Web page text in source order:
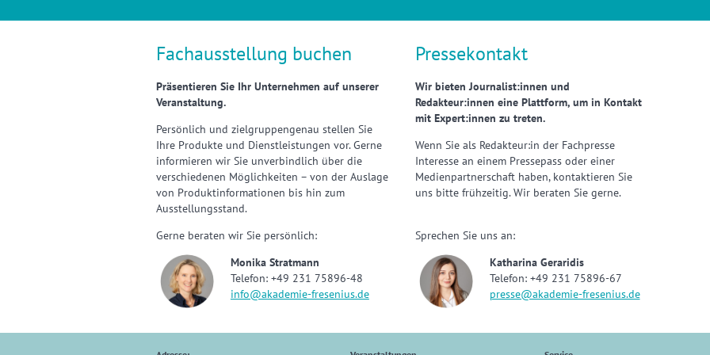
Fachausstellung buchen
Präsentieren Sie Ihr Unternehmen auf unserer
Veranstaltung.
Persönlich und zielgruppengenau stellen Sie
Ihre Produkte und Dienstleistungen vor. Gerne
informieren wir Sie unverbindlich über die
verschiedenen Möglichkeiten – von der Auslage
von Produktinformationen bis hin zum
Ausstellungsstand.
Gerne beraten wir Sie persönlich:
Monika Stratmann
Telefon: +49 231 75896-48
info@akademie-fresenius.de
Pressekontakt
Wir bieten Journalist:innen und
Redakteur:innen eine Plattform, um in Kontakt
mit Expert:innen zu treten.
Wenn Sie als Redakteur:in der Fachpresse
Interesse an einem Pressepass oder einer
Medienpartnerschaft haben, kontaktieren Sie
uns bitte frühzeitig. Wir beraten Sie gerne.
Sprechen Sie uns an:
Katharina Geraridis
Telefon: +49 231 75896-67
presse@akademie-fresenius.de